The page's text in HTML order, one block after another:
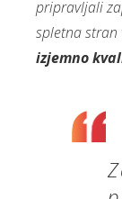
pripravljali
spletna stran
izjemno